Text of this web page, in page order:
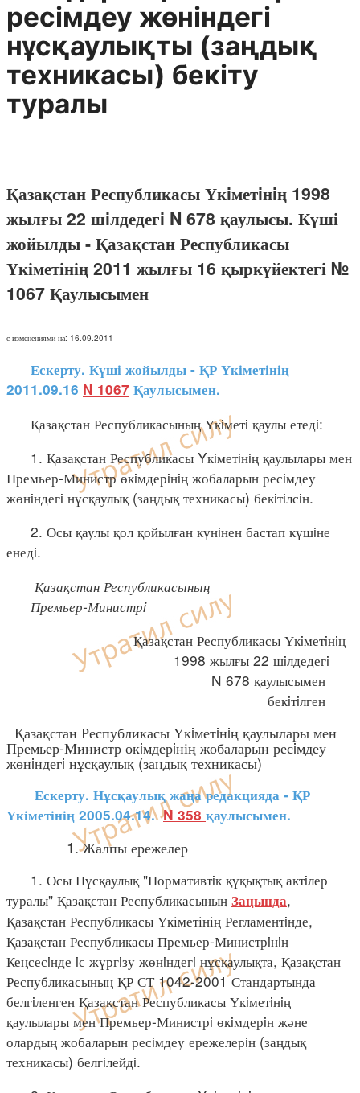
ресiмдеу жөнiндегi
нұсқаулықты (заңдық
техникасы) бекiту
туралы
Қазақстан Республикасы Үкiметiнiң 1998
жылғы 22 шiлдедегi N 678 қаулысы. Күші
жойылды - Қазақстан Республикасы
Үкіметінің 2011 жылғы 16 қыркүйектегі №
1067 Қаулысымен
с изменениями на: 16.09.2011
Ескерту. Күші жойылды - ҚР Үкіметінің
2011.09.16 N 1067 Қаулысымен.
Қазақстан Республикасының Үкiметi қаулы етедi:
1. Қазақстан Республикасы Yкiметiнiң қаулылары мен
Премьер-Министр өкiмдерiнiң жобаларын ресiмдеу
жөнiндегi нұсқаулық (заңдық техникасы) бекiтiлсiн.
2. Осы қаулы қол қойылған күнiнен бастап күшiне
енедi.
Қазақстан Республикасының
Премьер-Министрi
Қазақстан Республикасы Үкiметiнiң
1998 жылғы 22 шiлдедегi
N 678 қаулысымен
бекiтiлген
Қазақстан Республикасы Үкiметiнiң қаулылары мен
Премьер-Министр өкiмдерiнің жобаларын ресiмдеу
жөнiндегi нұсқаулық (заңдық техникасы)
Ескерту. Нұсқаулық жаңа редакцияда - ҚР
Үкіметінің 2005.04.14.N 358 қаулысымен.
1. Жалпы ережелер
1. Осы Нұсқаулық "Нормативтiк құқықтық актiлер
туралы" Қазақстан Республикасының Заңында,
Қазақстан Республикасы Үкіметінің Регламентiнде,
Қазақстан Республикасы Премьер-Министрiнiң
Кеңсесiнде iс жүргiзу жөнiндегi нұсқаулықта, Қазақстан
Республикасының ҚР СТ 1042-2001 Стандартында
белгiленген Қазақстан Республикасы Үкiметiнiң
қаулылары мен Премьер-Министрi өкiмдерiн және
олардың жобаларын ресiмдеу ережелерiн (заңдық
техникасы) белгiлейдi.